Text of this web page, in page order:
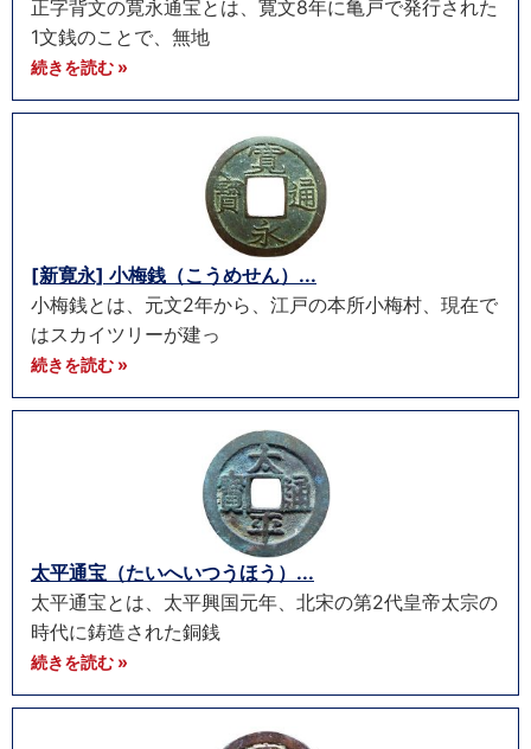
正字背文の寛永通宝とは、寛文8年に亀戸で発行された
1文銭のことで、無地
続きを読む »
[新寛永] 小梅銭（こうめせん）...
小梅銭とは、元文2年から、江戸の本所小梅村、現在で
はスカイツリーが建っ
続きを読む »
太平通宝（たいへいつうほう）...
太平通宝とは、太平興国元年、北宋の第2代皇帝太宗の
時代に鋳造された銅銭
続きを読む »